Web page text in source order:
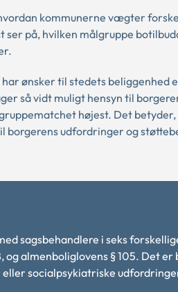
kommunerne vægter
på, hvilken målgruppe
ønsker til stedets
så vidt muligt hensyn til
højest. Det
borgerens udfordringer og
sagsbehandlere i seks
og almenboliglovens § 105. Det
socialpsykiatriske